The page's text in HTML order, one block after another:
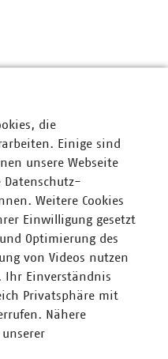
TK
ABFALLWIRTSCHAFT
RECHT
die
Einige sind
unsere Webseite
Weitere Cookies
Einwilligung gesetzt
Optimierung des
von Videos nutzen
Ihr Einverständnis
Privatsphäre mit
Nähere